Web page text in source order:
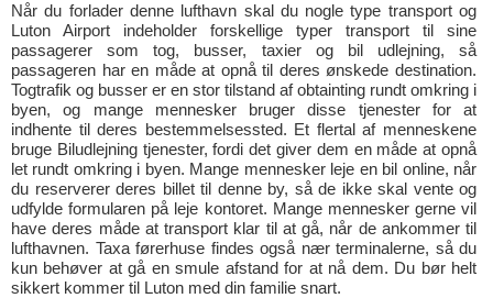
Når du forlader denne lufthavn skal du nogle type transport og
Luton Airport indeholder forskellige typer transport til sine
passagerer som tog, busser, taxier og bil udlejning, så
passageren har en måde at opnå til deres ønskede destination.
Togtrafik og busser er en stor tilstand af obtainting rundt omkring i
byen, og mange mennesker bruger disse tjenester for at
indhente til deres bestemmelsessted. Et flertal af menneskene
bruge Biludlejning tjenester, fordi det giver dem en måde at opnå
let rundt omkring i byen. Mange mennesker leje en bil online, når
du reserverer deres billet til denne by, så de ikke skal vente og
udfylde formularen på leje kontoret. Mange mennesker gerne vil
have deres måde at transport klar til at gå, når de ankommer til
lufthavnen. Taxa førerhuse findes også nær terminalerne, så du
kun behøver at gå en smule afstand for at nå dem. Du bør helt
sikkert kommer til Luton med din familie snart.